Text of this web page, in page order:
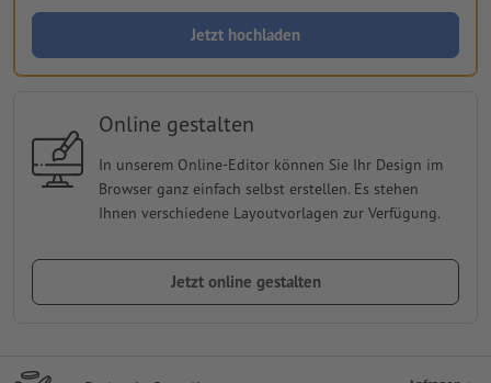
Jetzt hochladen
Online gestalten
In unserem Online-Editor können Sie Ihr Design im
Browser ganz einfach selbst erstellen. Es stehen
Ihnen verschiedene Layoutvorlagen zur Verfügung.
Jetzt online gestalten